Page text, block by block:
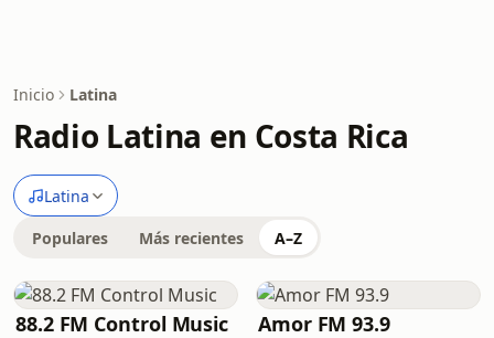
Inicio Latina
Radio Latina en Costa Rica
Latina
Populares Más recientes A–Z
88.2 FM Control Music Amor FM 93.9